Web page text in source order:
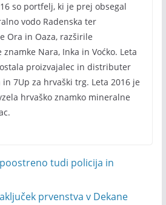
so portfelj, ki je prej obsegal
vodo Radenska ter
Ora in Oaza, razširile
Nara, Inka in Voćko. Leta
proizvajalec in distributer
7Up za hrvaški trg. Leta 2016 je
hrvaško znamko mineralne
tudi policija in
prvenstva v Dekane